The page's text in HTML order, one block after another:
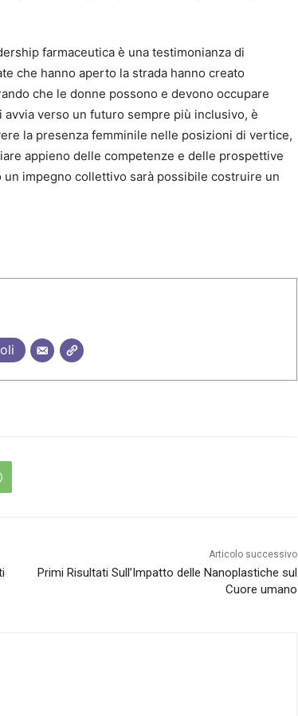
farmaceutica è una testimonianza di
che hanno aperto la strada hanno creato
che le donne possono e devono occupare
verso un futuro sempre più inclusivo, è
la presenza femminile nelle posizioni di vertice,
appieno delle competenze e delle prospettive
impegno collettivo sarà possibile costruire un
Articolo successivo
Primi Risultati Sull’Impatto delle Nanoplastiche sul
Cuore umano